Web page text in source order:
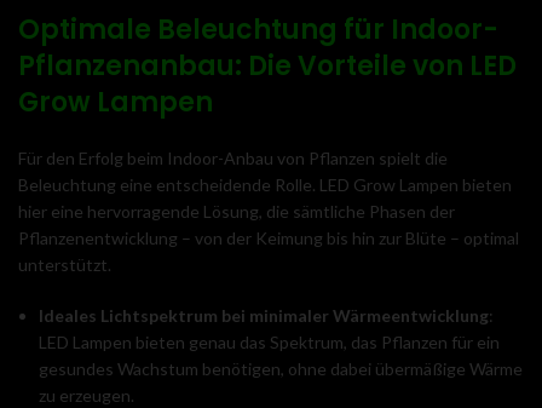
Optimale Beleuchtung für Indoor-
Pflanzenanbau: Die Vorteile von LED
Grow Lampen
Für den Erfolg beim Indoor-Anbau von Pflanzen spielt die
Beleuchtung eine entscheidende Rolle. LED Grow Lampen bieten
hier eine hervorragende Lösung, die sämtliche Phasen der
Pflanzenentwicklung – von der Keimung bis hin zur Blüte – optimal
unterstützt.
Ideales Lichtspektrum bei minimaler Wärmeentwicklung:
LED Lampen bieten genau das Spektrum, das Pflanzen für ein
gesundes Wachstum benötigen, ohne dabei übermäßige Wärme
zu erzeugen.